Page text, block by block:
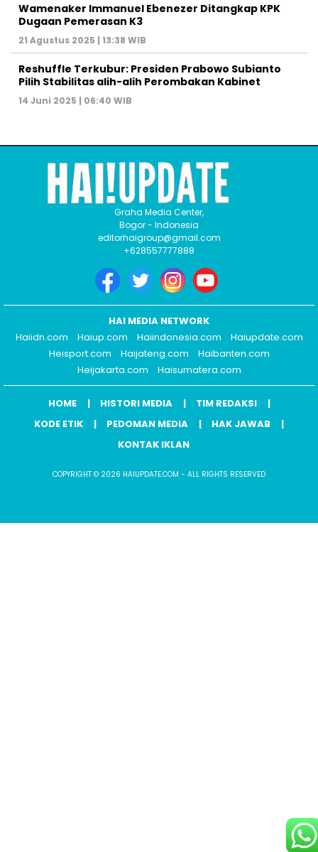
Wamenaker Immanuel Ebenezer Ditangkap KPK
Dugaan Pemerasan K3
21 Agustus 2025 | 13:38 WIB
Reshuffle Terkubur: Presiden Prabowo Subianto
Pilih Stabilitas alih-alih Perombakan Kabinet
14 Juni 2025 | 06:40 WIB
Graha Media Center,
Bogor - Indonesia
editorhaigroup@gmail.com
+628557777888
HAI MEDIA NETWORK
Haiidn.com
Haiup.com Haiindonesia.com
Haiupdate.com
Heisport.com
Haijateng.com
Haibanten.com
Heijakarta.com
Haisumatera.com
HOME HISTORI MEDIA
TIM REDAKSI
KODE ETIK
PEDOMAN MEDIA
HAK JAWAB
KONTAK IKLAN
COPYRIGHT © 2026 HAIUPDATE.COM - ALL RIGHTS RESERVED